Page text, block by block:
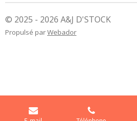
© 2025 - 2026 A&J D'STOCK
Propulsé parWebador